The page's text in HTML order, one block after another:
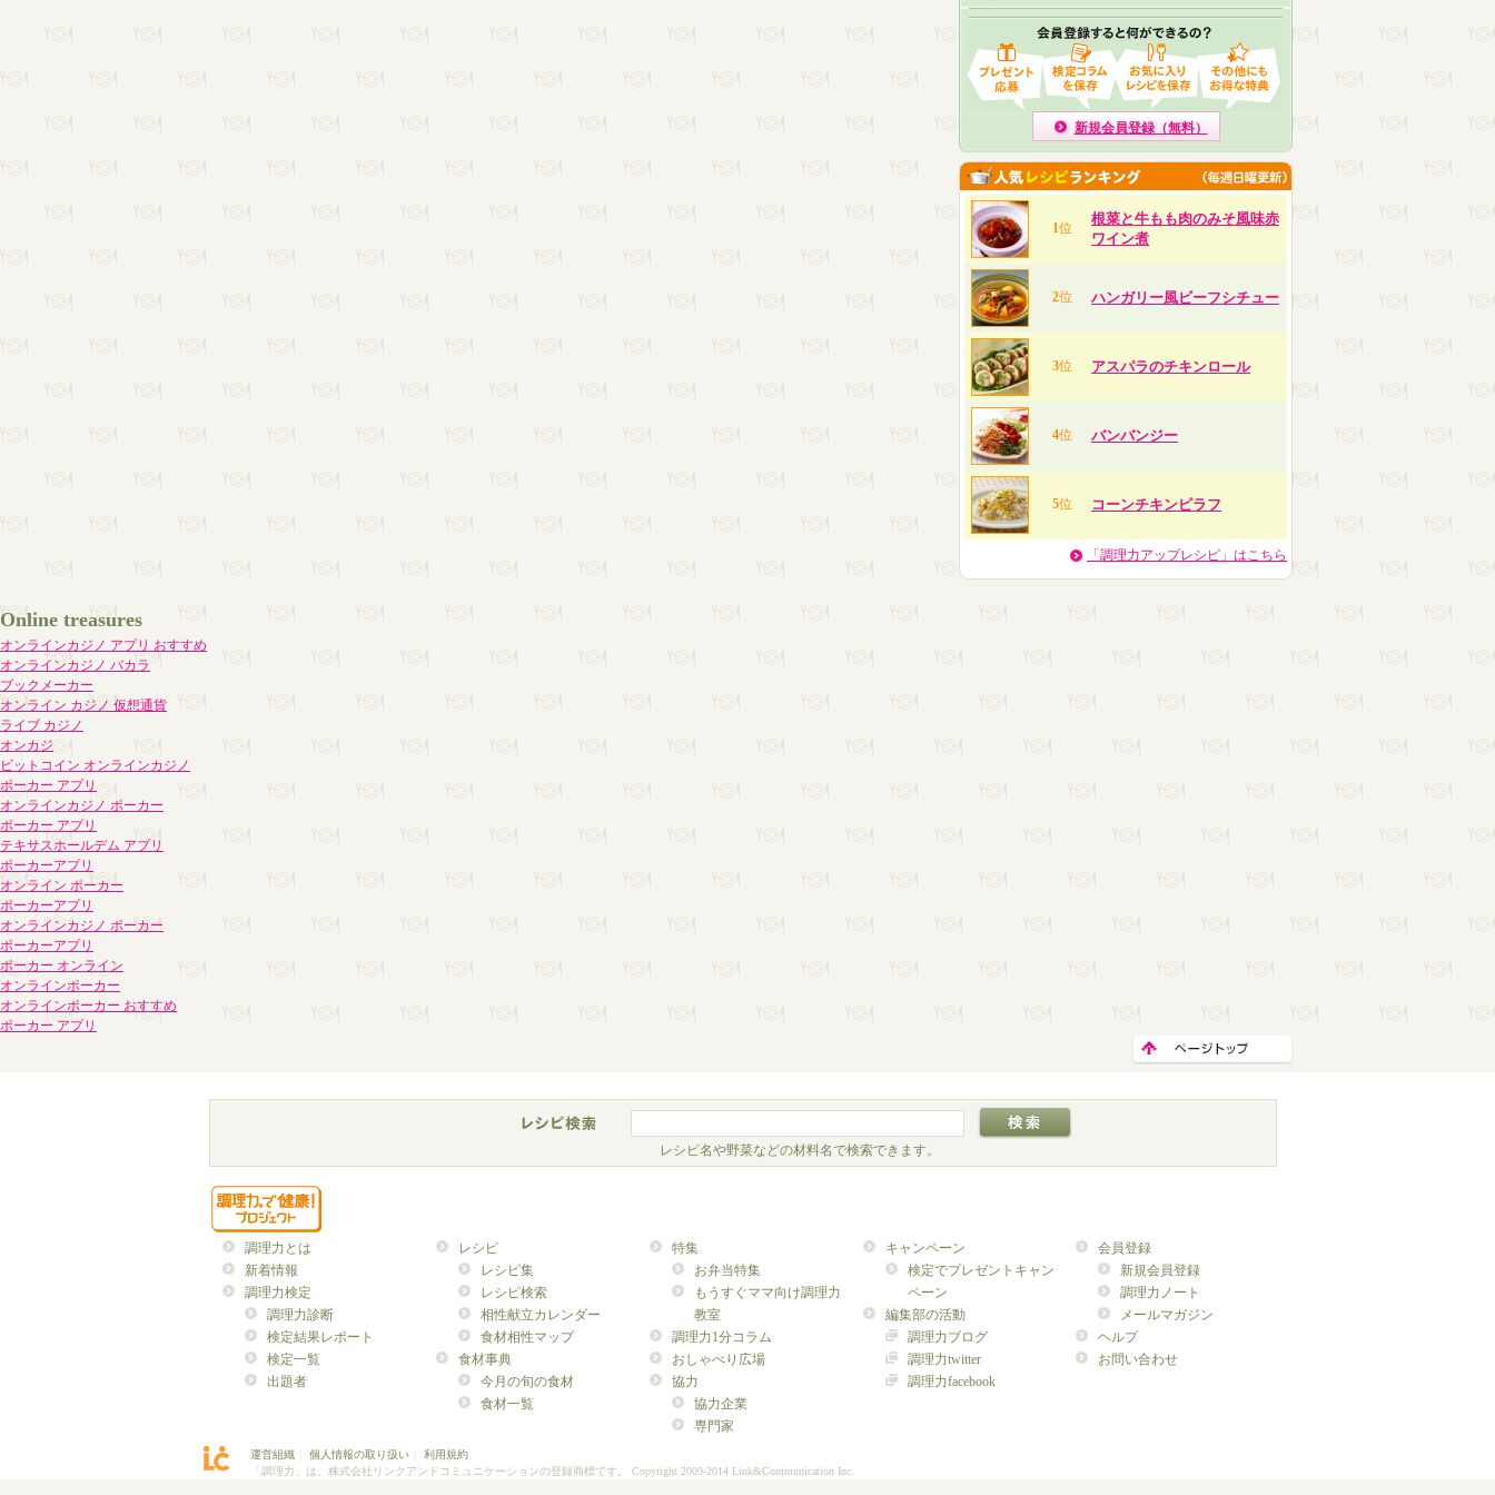
新規会員登録（無料）
1位
根菜と牛もも肉のみそ風味赤
ワイン煮
2位 ハンガリー風ビーフシチュー
3位 アスパラのチキンロール
4位 バンバンジー
5位 コーンチキンピラフ
「調理力アップレシピ」はこちら
Online treasures
オンラインカジノ アプリ おすすめ
オンラインカジノ バカラ
ブックメーカー
オンライン カジノ 仮想通貨
ライブ カジノ
オンカジ
ビットコイン オンラインカジノ
ポーカー アプリ
オンラインカジノ ポーカー
ポーカー アプリ
テキサスホールデム アプリ
ポーカーアプリ
オンライン ポーカー
ポーカーアプリ
オンラインカジノ ポーカー
ポーカーアプリ
ポーカー オンライン
オンラインポーカー
オンラインポーカー おすすめ
ポーカー アプリ
レシピ名や野菜などの材料名で検索できます。
調理力とは
新着情報
調理力検定
調理力診断
検定結果レポート
検定一覧
出題者
レシピ
レシピ集
レシピ検索
相性献立カレンダー
食材相性マップ
食材事典
今月の旬の食材
食材一覧
特集
お弁当特集
もうすぐママ向け調理力
教室
調理力1分コラム
おしゃべり広場
協力
協力企業
専門家
キャンペーン
検定でプレゼントキャン
ペーン
編集部の活動
調理力ブログ
調理力twitter
調理力facebook
会員登録
新規会員登録
調理力ノート
メールマガジン
ヘルプ
お問い合わせ
運営組織 個人情報の取り扱い
利用規約
「調理力」は、株式会社リンクアンドコミュニケーションの登録商標です。 Copyright 2009-2014 Link&Communication Inc.